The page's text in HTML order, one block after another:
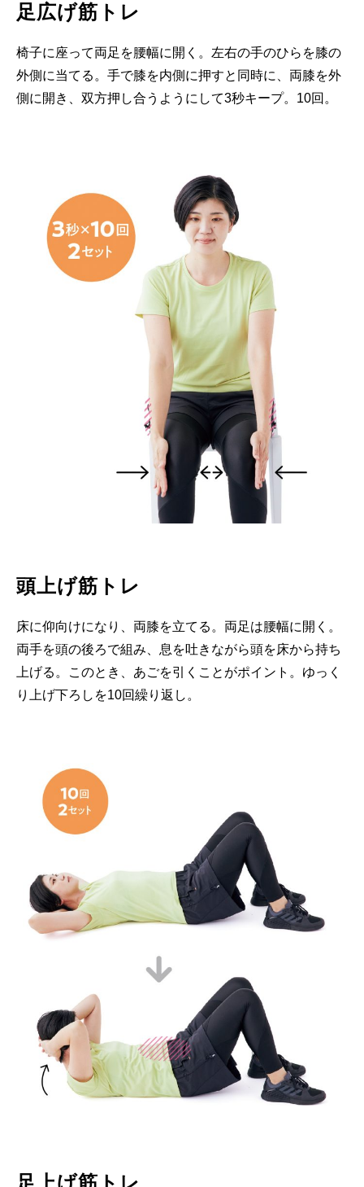
足広げ筋トレ
椅子に座って両足を腰幅に開く。左右の手のひらを膝の
外側に当てる。手で膝を内側に押すと同時に、両膝を外
側に開き、双方押し合うようにして3秒キープ。10回。
頭上げ筋トレ
床に仰向けになり、両膝を立てる。両足は腰幅に開く。
両手を頭の後ろで組み、息を吐きながら頭を床から持ち
上げる。このとき、あごを引くことがポイント。ゆっく
り上げ下ろしを10回繰り返し。
足上げ筋トレ